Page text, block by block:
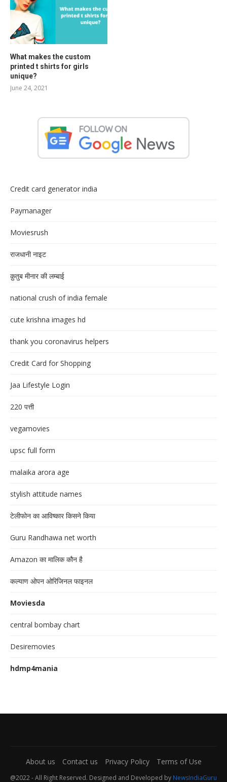
What makes the custom
printed t shirts for girls
unique?
June 24, 2021
Credit card generator india
Paymanager
Moviesrush
राजधानी नाइट
क़ुतुब मीनार की लम्बाई
national crush of india female
cute krishna images hd
thank you coronavirus helpers
Credit Card for Shopping
Jaa Lifestyle Login
220 पत्ती
vegamovies
upsc full form
malaika arora age
stylish attitude names
टेलीफोन का आविष्कार किसने किया
Guru Randhawa net worth
Amazon का मालिक कौन है
कल्याण ओपन ओरिजिनल फाइनल
Moviesda
central bombay chart
Desiremovies
hdmp4mania
About us Contact us Privacy Policy Terms of Use
@2022 - All Right Reserved. Designed and Developed by NewsIndiaGuru